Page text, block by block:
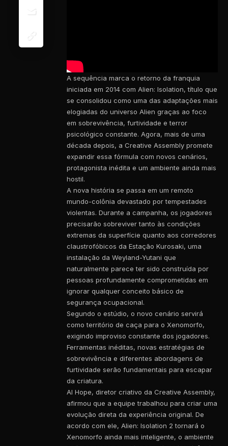
A sequência marca o retorno da franquia
iniciada em 2014 com Alien: Isolation, título que
se consolidou como uma das adaptações mais
elogiadas do universo Alien graças ao foco
em sobrevivência, furtividade e terror
psicológico constante. Agora, mais de uma
década depois, a Creative Assembly promete
expandir essa fórmula com novos cenários,
protagonista inédita e um ambiente ainda mais
hostil.
A nova história se passa em um remoto
mundo-colônia devastado por tempestades
violentas. Durante a campanha, os jogadores
precisarão sobreviver tanto às condições
extremas da superfície quanto aos corredores
claustrofóbicos da Estação Kurosaki, uma
instalação da Weyland-Yutani que
naturalmente parece ter sido construída por
pessoas profundamente comprometidas em
ignorar qualquer conceito básico de
segurança ocupacional.
Segundo o estúdio, o novo cenário servirá
como território de caça para o Xenomorfo,
exigindo improviso constante dos jogadores.
Ferramentas inéditas, novas estratégias de
sobrevivência e diferentes abordagens de
furtividade serão fundamentais para escapar
da criatura.
Al Hope, diretor criativo da Creative Assembly,
afirmou que a equipe trabalhou para criar uma
evolução direta da experiência original. De
acordo com ele, Alien: Isolation 2 tornará o
Xenomorfo ainda mais inteligente, o ambiente